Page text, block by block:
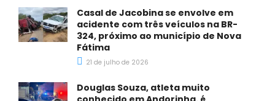
Casal de Jacobina se envolve em
acidente com três veículos na BR-
324, próximo ao município de Nova
Fátima
21 de julho de 2026
Douglas Souza, atleta muito